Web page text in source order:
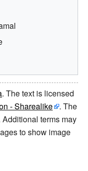
. The text is licensed
- Sharealike
. The
Additional terms may
to show image